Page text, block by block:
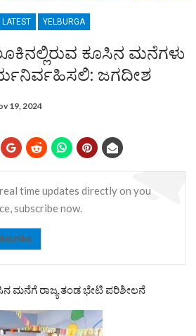
LATEST YELBURGA
ಕೂಸಿನ ಮನೆಗಳು
ಜಗದೀಶ
19, 2024
time updates directly on you
subscribe now.
ಮನೆಗೆ ರಾಜ್ಯ ತಂಡ ಭೇಟಿ ಪರಿಶೀಲನೆ